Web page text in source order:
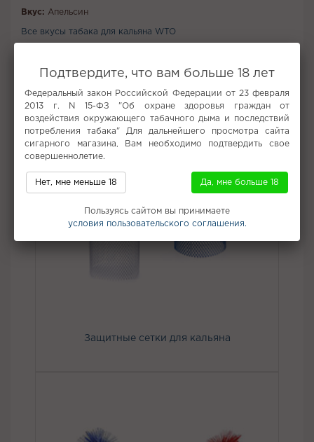
Вкус: Апельсин
Все вкусы табака для кальяна WTO
Не забудьте купить
Защитные сетки для кальяна
Подтвердите, что вам больше 18 лет
Федеральный закон Российской Федерации от 23 февраля
2013 г. N 15-ФЗ "Об охране здоровья граждан от
воздействия окружающего табачного дыма и последствий
потребления табака" Для дальнейшего просмотра сайта
сигарного магазина, Вам необходимо подтвердить свое
совершеннолетие.
Нет, мне меньше 18 Да, мне больше 18
Пользуясь сайтом вы принимаете
условия пользовательского соглашения.